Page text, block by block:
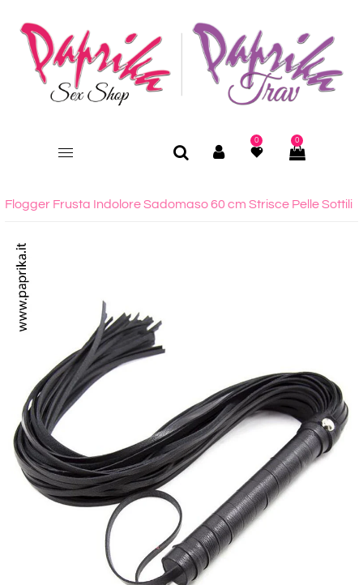
0 0
Flogger Frusta Indolore Sadomaso 60 cm Strisce Pelle Sottili